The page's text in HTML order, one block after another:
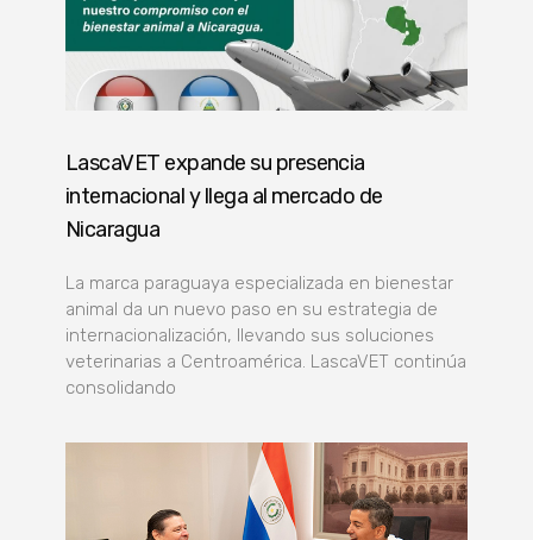
LascaVET expande su presencia
internacional y llega al mercado de
Nicaragua
La marca paraguaya especializada en bienestar
animal da un nuevo paso en su estrategia de
internacionalización, llevando sus soluciones
veterinarias a Centroamérica. LascaVET continúa
consolidando